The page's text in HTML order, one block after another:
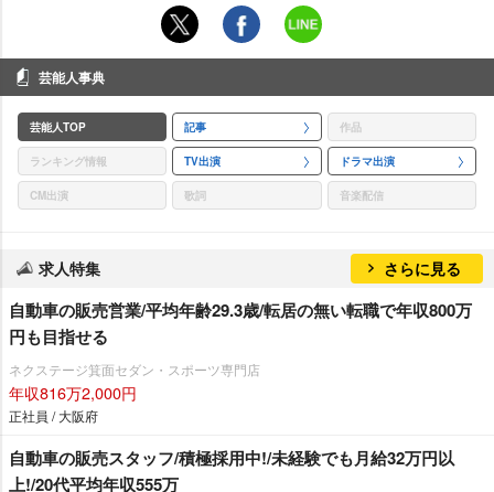
芸能人事典
芸能人TOP 記事 作品
ランキング情報 TV出演 ドラマ出演
CM出演 歌詞 音楽配信
求人特集 さらに見る
自動車の販売営業/平均年齢29.3歳/転居の無い転職で年収800万
円も目指せる
ネクステージ箕面セダン・スポーツ専門店
年収816万2,000円
正社員 / 大阪府
自動車の販売スタッフ/積極採用中!/未経験でも月給32万円以
上!/20代平均年収555万